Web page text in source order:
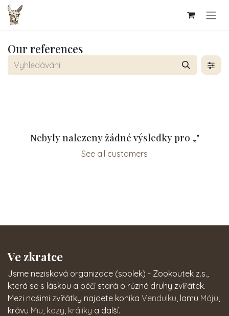
Přejít na obsah
Our references
Nebyly nalezeny žádné výsledky pro „"
See all customers
Ve zkratce
Jsme nezisková organizace (spolek) - Zookoutek z.s.,
která se s láskou a péčí stará o různé druhy zvířátek.
Mezi našimi zvířátky najdete koníka Vendulku , lamu Máju
krávu Miu kozy králíky a další.